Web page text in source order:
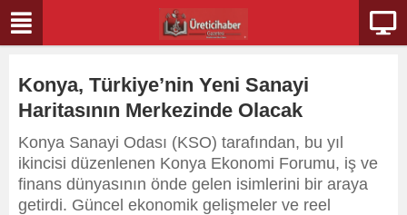
Konya, Türkiye’nin Yeni Sanayi
Haritasının Merkezinde Olacak
Konya Sanayi Odası (KSO) tarafından, bu yıl
ikincisi düzenlenen Konya Ekonomi Forumu, iş ve
finans dünyasının önde gelen isimlerini bir araya
getirdi. Güncel ekonomik gelişmeler ve reel